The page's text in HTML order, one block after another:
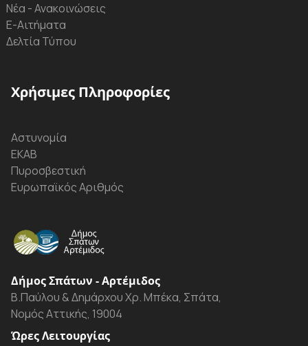
Νέα - Ανακοινώσεις
Ε-Αιτήματα
Δελτία Τύπου
Χρήσιμες Πληροφορίες
Αστυνομία
ΕΚΑΒ
Πυροσβεστική
Ευρωπαϊκός Αριθμός
Δήμος Σπάτων - Αρτέμιδος
Β.Παύλου & Δημάρχου Χρ. Μπέκα, Σπάτα,
Νομός Αττικής, 19004
Ώρες Λειτουργίας